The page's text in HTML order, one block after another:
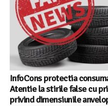
InfoCons protectia
Atentie la stirile false cu
privind dimensiunile